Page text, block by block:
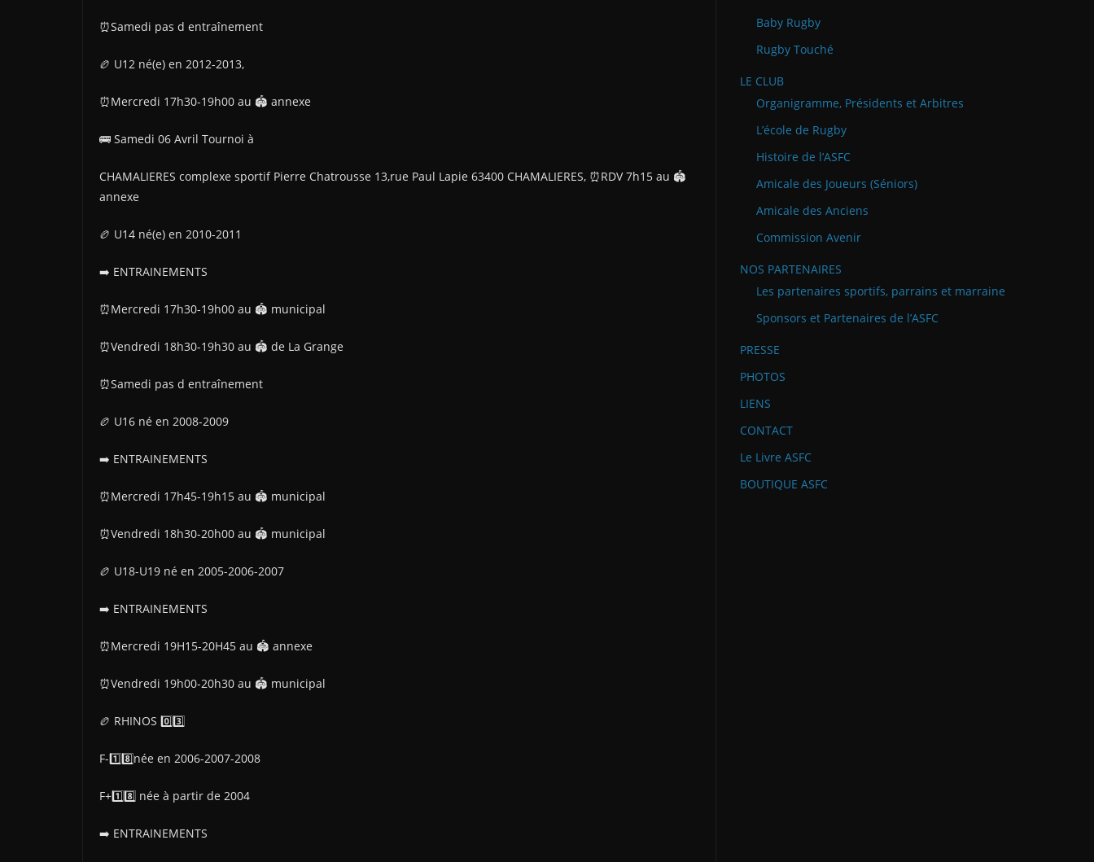
⏰️Samedi pas d entraînement
🏉 U12 né(e) en 2012-2013,
⏰Mercredi 17h30-19h00 au 🏟 annexe
🚌 Samedi 06 Avril Tournoi à
CHAMALIERES complexe sportif Pierre Chatrousse 13,rue Paul Lapie 63400 CHAMALIERES, ⏰️RDV 7h15 au 🏟
annexe
🏉 U14 né(e) en 2010-2011
➡️ ENTRAINEMENTS
⏰Mercredi 17h30-19h00 au 🏟 municipal
⏰Vendredi 18h30-19h30 au 🏟 de La Grange
⏰️Samedi pas d entraînement
🏉 U16 né en 2008-2009
➡️ ENTRAINEMENTS
⏰Mercredi 17h45-19h15 au 🏟 municipal
⏰Vendredi 18h30-20h00 au 🏟 municipal
🏉 U18-U19 né en 2005-2006-2007
➡️ ENTRAINEMENTS
⏰️Mercredi 19H15-20H45 au 🏟 annexe
⏰Vendredi 19h00-20h30 au 🏟 municipal
🏉 RHINOS 0️⃣3️⃣
F-1️⃣8️⃣née en 2006-2007-2008
F+1️⃣8️⃣ née à partir de 2004
➡️ ENTRAINEMENTS
Baby Rugby
Rugby Touché
LE CLUB
Organigramme, Présidents et Arbitres
L’école de Rugby
Histoire de l’ASFC
Amicale des Joueurs (Séniors)
Amicale des Anciens
Commission Avenir
NOS PARTENAIRES
Les partenaires sportifs, parrains et marraine
Sponsors et Partenaires de l’ASFC
PRESSE
PHOTOS
LIENS
CONTACT
Le Livre ASFC
BOUTIQUE ASFC